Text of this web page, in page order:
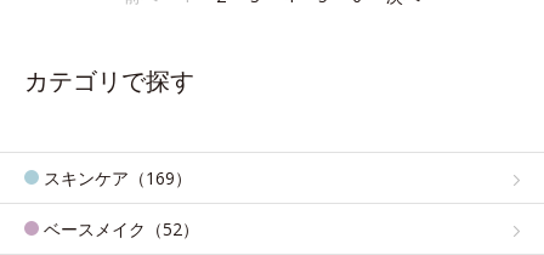
カテゴリで探す
スキンケア（169）
ベースメイク（52）